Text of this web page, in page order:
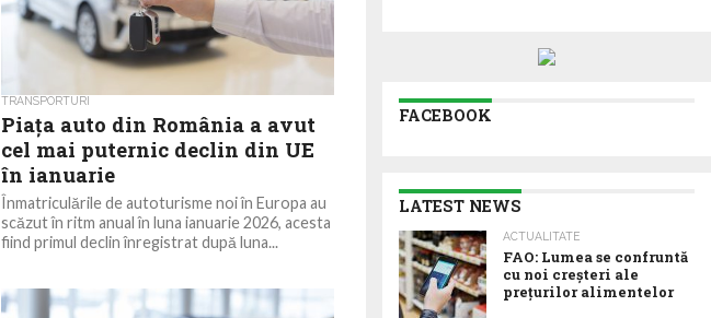
TRANSPORTURI
Piața auto din România a avut
cel mai puternic declin din UE
în ianuarie
Înmatriculările de autoturisme noi în Europa au
scăzut în ritm anual în luna ianuarie 2026, acesta
fiind primul declin înregistrat după luna...
FACEBOOK
LATEST NEWS
ACTUALITATE
FAO: Lumea se confruntă
cu noi creșteri ale
prețurilor alimentelor